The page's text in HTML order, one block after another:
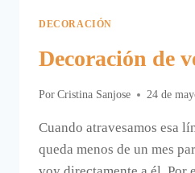
DECORACIÓN
Decoración de
Por Cristina Sanjose 24 de
Cuando atravesamos esa
queda menos de un mes